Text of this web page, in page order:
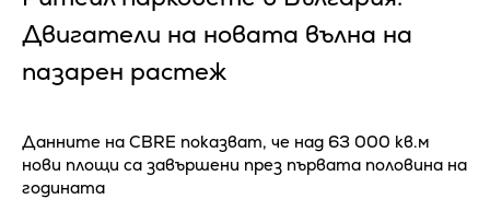
Двигатели на новата вълна на
пазарен растеж
Данните на CBRE показват, че над 63 000 кв.м
нови площи са завършени през първата половина на
годината